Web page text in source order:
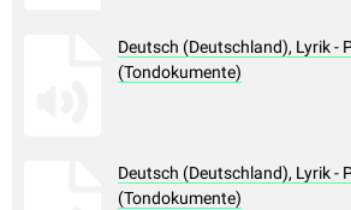
Deutsch (Deutschland), Lyrik -
(Tondokumente)
Deutsch (Deutschland), Lyrik -
(Tondokumente)